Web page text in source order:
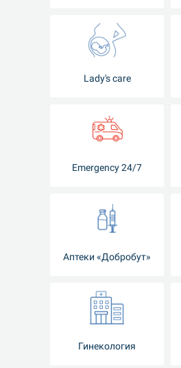
Lady's care
Emergency 24/7
Аптеки «Добробут»
Гинекология